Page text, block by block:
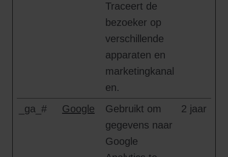
Traceert de
bezoeker op
verschillende
apparaten en
marketingkanal
en.
_ga_# Google
Gebruikt om
gegevens naar
Google
2 jaar